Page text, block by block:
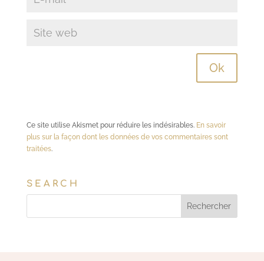
Ce site utilise Akismet pour réduire les indésirables. En savoir
plus sur la façon dont les données de vos commentaires sont
traitées.
SEARCH